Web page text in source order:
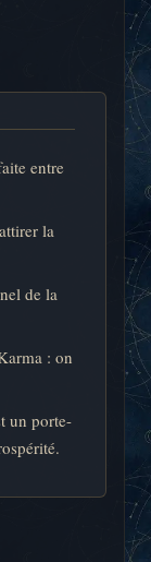
entre
la
de la
: on
un porte-